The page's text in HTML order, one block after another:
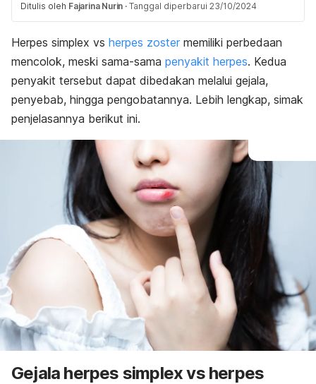
Ditulis oleh Fajarina Nurin · Tanggal diperbarui 23/10/2024
Herpes simplex vs herpes zoster memiliki perbedaan
mencolok, meski sama-sama penyakit herpes. Kedua
penyakit tersebut dapat dibedakan melalui gejala,
penyebab, hingga pengobatannya. Lebih lengkap, simak
penjelasannya berikut ini.
Gejala herpes simplex vs herpes